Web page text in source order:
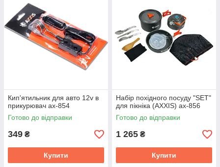
Кип'ятильник для авто 12v в
прикурювач ax-854
Готово до відправки
349 ₴
Купити
Набір похідного посуду "SET"
для пікніка (AXXIS) ax-856
Готово до відправки
1 265 ₴
Купити